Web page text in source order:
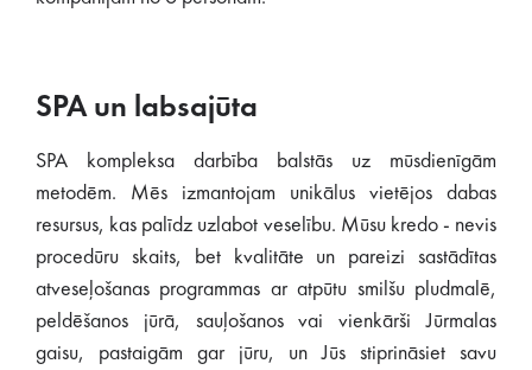
SPA un labsajūta
SPA kompleksa darbība balstās uz mūsdienīgām
metodēm. Mēs izmantojam unikālus vietējos dabas
resursus, kas palīdz uzlabot veselību. Mūsu kredo - nevis
procedūru skaits, bet kvalitāte un pareizi sastādītas
atveseļošanas programmas ar atpūtu smilšu pludmalē,
peldēšanos jūrā, sauļošanos vai vienkārši Jūrmalas
gaisu, pastaigām gar jūru, un Jūs stiprināsiet savu